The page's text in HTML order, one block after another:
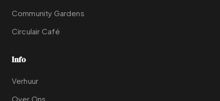
Community Gardens
Circulair Café
Info
Verhuur
Over Ons